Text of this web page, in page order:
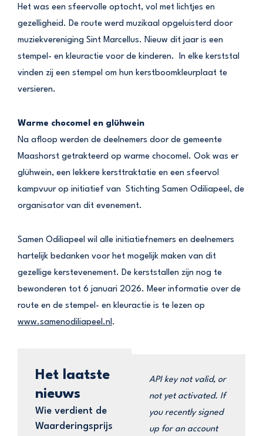
Het was een sfeervolle optocht, vol met lichtjes en
gezelligheid. De route werd muzikaal opgeluisterd door
muziekvereniging Sint Marcellus. Nieuw dit jaar is een
stempel- en kleuractie voor de kinderen. In elke kerststal
vinden zij een stempel om hun kerstboomkleurplaat te
versieren.
Warme chocomel en glühwein
Na afloop werden de deelnemers door de gemeente
Maashorst getrakteerd op warme chocomel. Ook was er
glühwein, een lekkere kersttraktatie en een sfeervol
kampvuur op initiatief van Stichting Samen Odiliapeel, de
organisator van dit evenement.
Samen Odiliapeel wil alle initiatiefnemers en deelnemers
hartelijk bedanken voor het mogelijk maken van dit
gezellige kerstevenement. De kerststallen zijn nog te
bewonderen tot 6 januari 2026. Meer informatie over de
route en de stempel- en kleuractie is te lezen op
www.samenodiliapeel.nl.
Het laatste
nieuws
Wie verdient de
Waarderingsprijs
API key not valid, or
not yet activated. If
you recently signed
up for an account